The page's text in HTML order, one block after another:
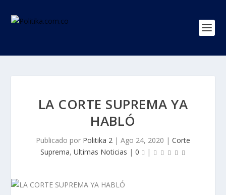
LA CORTE SUPREMA YA
HABLÓ
Publicado por Politika 2 | Ago 24, 2020 | Corte
Suprema, Ultimas Noticias | 0 |